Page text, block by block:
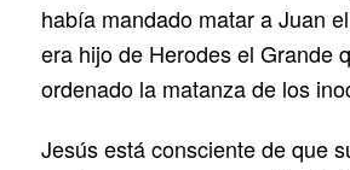
había mandado matar a Juan
era hijo de Herodes el Grande
ordenado la matanza de los
Jesús está consciente de que